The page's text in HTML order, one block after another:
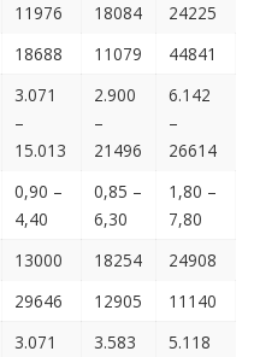
11976 18084
24225
18688 11079 44841
3.071
–
15.013
2.900
–
21496
6.142
–
26614
0,90 –
4,40
0,85 –
6,30
1,80 –
7,80
13000 18254
24908
29646 12905 11140
3.071
3.583
5.118